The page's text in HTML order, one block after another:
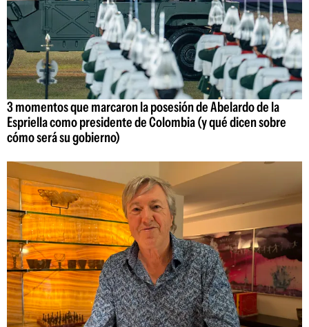
3 momentos que marcaron la posesión de Abelardo de la
Espriella como presidente de Colombia (y qué dicen sobre
cómo será su gobierno)